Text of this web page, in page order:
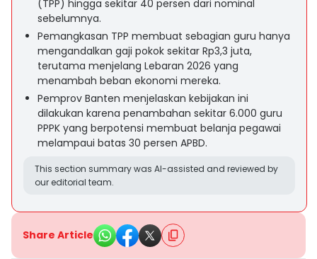
(TPP) hingga sekitar 40 persen dari nominal
sebelumnya.
Pemangkasan TPP membuat sebagian guru hanya
mengandalkan gaji pokok sekitar Rp3,3 juta,
terutama menjelang Lebaran 2026 yang
menambah beban ekonomi mereka.
Pemprov Banten menjelaskan kebijakan ini
dilakukan karena penambahan sekitar 6.000 guru
PPPK yang berpotensi membuat belanja pegawai
melampaui batas 30 persen APBD.
This section summary was AI-assisted and reviewed by
our editorial team.
Share Article